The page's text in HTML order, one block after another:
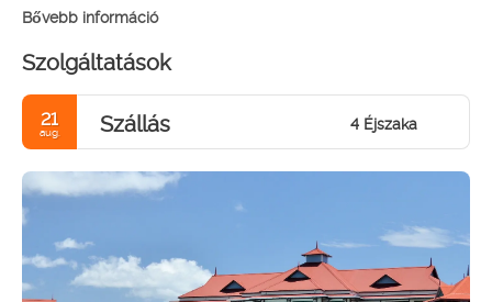
Bővebb információ
Szolgáltatások
21
aug. Szállás 4 Éjszaka